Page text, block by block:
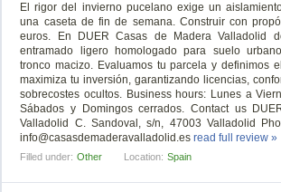
El rigor del invierno pucelano exige un
una caseta de fin de semana. Construir con
euros. En DUER Casas de Madera Valladolid
entramado ligero homologado para suelo
tronco macizo. Evaluamos tu parcela y definimos
maximiza tu inversión, garantizando licencias,
sobrecostes ocultos. Business hours: Lunes a
Sábados y Domingos cerrados. Contact us
Valladolid C. Sandoval, s/n, 47003 Valladolid
info@casasdemaderavalladolid.es read full review »
Filled under: Other Location: Spain